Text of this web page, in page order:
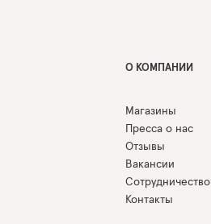
О КОМПАНИИ
Магазины
Пресса о нас
Отзывы
Вакансии
Сотрудничество
Контакты